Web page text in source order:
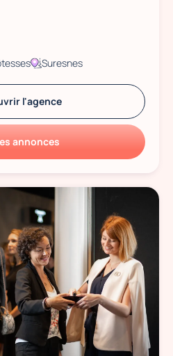
Suresnes
l'agence
annonces